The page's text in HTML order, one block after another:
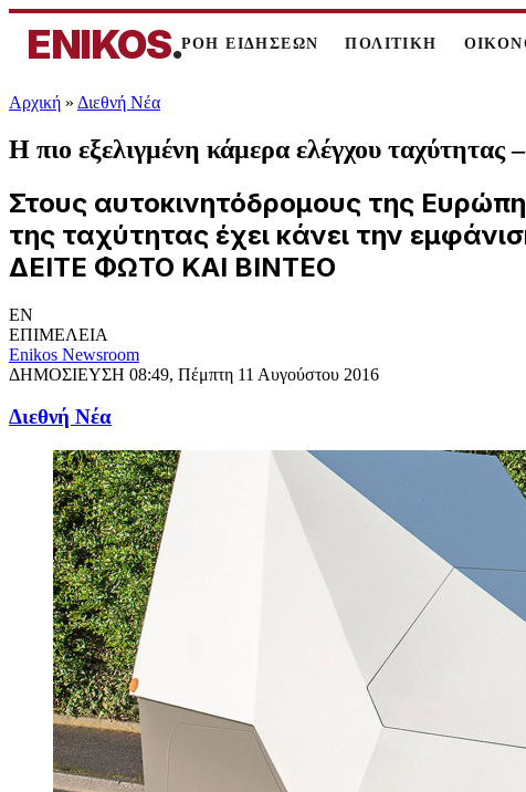
ENIKOS.ΡΟΗ ΕΙΔΗΣΕΩΝ ΠΟΛΙΤΙΚΗ
Αρχική » Διεθνή Νέα
Η πιο εξελιγμένη κάμερα ελέγχου
Στους αυτοκινητόδρομους της
της ταχύτητας έχει κάνει την
ΔΕΙΤΕ ΦΩΤΟ ΚΑΙ ΒΙΝΤΕΟ
EN
ΕΠΙΜΕΛΕΙΑ
Enikos Newsroom
ΔΗΜΟΣΙΕΥΣΗ 08:49, Πέμπτη 11 Αυγούστου 2016
Διεθνή Νέα